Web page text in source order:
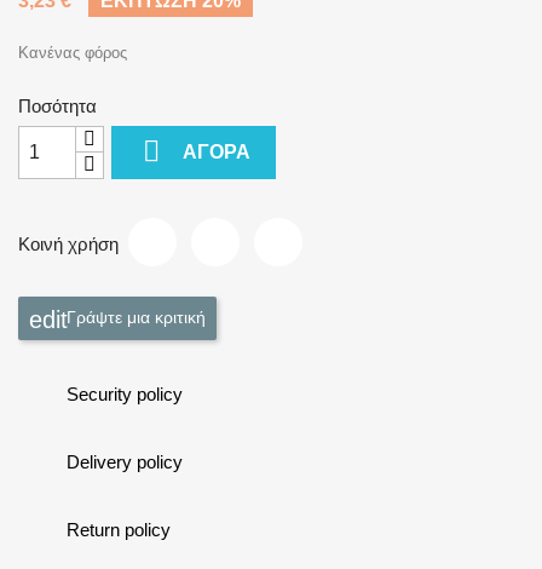
Κανένας φόρος
Ποσότητα
 ΑΓΟΡΆ
Κοινή χρήση
Γράψτε μια κριτική
Security policy
Delivery policy
Return policy